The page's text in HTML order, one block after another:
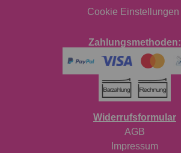
Cookie Einstellungen
Zahlungsmethoden:
Widerrufsformular
AGB
Impressum